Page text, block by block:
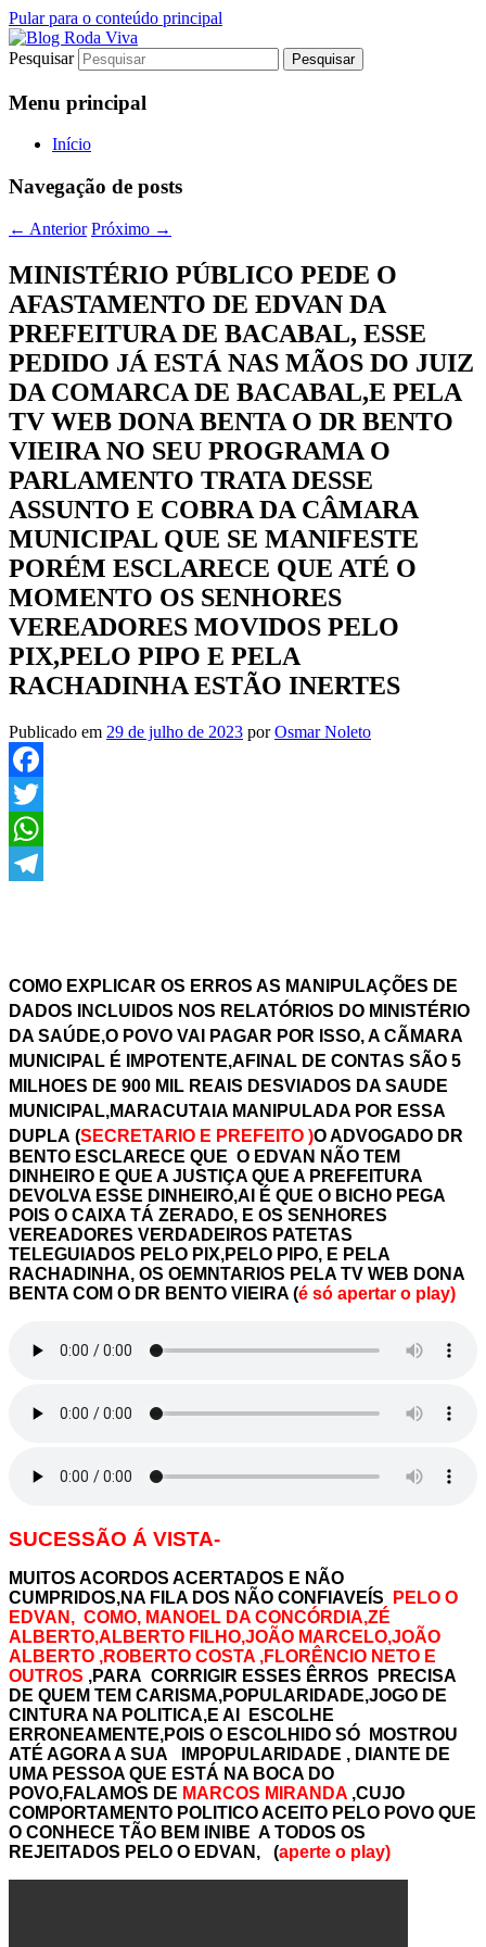
Pular para o conteúdo principal
Blog Roda Viva
Jornalismo sério comprometido com a
verdade
Pesquisar
Menu principal
Início
Navegação de posts
← Anterior Próximo →
MINISTÉRIO PÚBLICO PEDE O
AFASTAMENTO DE EDVAN DA
PREFEITURA DE BACABAL, ESSE
PEDIDO JÁ ESTÁ NAS MÃOS DO JUIZ
DA COMARCA DE BACABAL,E PELA
TV WEB DONA BENTA O DR BENTO
VIEIRA NO SEU PROGRAMA O
PARLAMENTO TRATA DESSE
ASSUNTO E COBRA DA CÂMARA
MUNICIPAL QUE SE MANIFESTE
PORÉM ESCLARECE QUE ATÉ O
MOMENTO OS SENHORES
VEREADORES MOVIDOS PELO
PIX,PELO PIPO E PELA
RACHADINHA ESTÃO INERTES
Publicado em 29 de julho de 2023 porOsmar Noleto
Facebook
Twitter
WhatsApp
COMO EXPLICAR OS ERROS AS MANIPULAÇÕES DE
DADOS INCLUIDOS NOS RELATÓRIOS DO MINISTÉRIO
DA SAÚDE,O POVO VAI PAGAR POR ISSO, A CÃMARA
MUNICIPAL É IMPOTENTE,AFINAL DE CONTAS SÃO 5
MILHOES DE 900 MIL REAIS DESVIADOS DA SAUDE
MUNICIPAL,MARACUTAIA MANIPULADA POR ESSA
DUPLA (SECRETARIO E PREFEITO )O ADVOGADO DR
BENTO ESCLARECE QUE O EDVAN NÃO TEM
DINHEIRO E QUE A JUSTIÇA QUE A PREFEITURA
DEVOLVA ESSE DINHEIRO,AI É QUE O BICHO PEGA
POIS O CAIXA TÁ ZERADO, E OS SENHORES
VEREADORES VERDADEIROS PATETAS
TELEGUIADOS PELO PIX,PELO PIPO, E PELA
RACHADINHA, OS OEMNTARIOS PELA TV WEB DONA
BENTA COM O DR BENTO VIEIRA (é só apertar o play)
SUCESSÃO Á VISTA-
MUITOS ACORDOS ACERTADOS E NÃO
CUMPRIDOS,NA FILA DOS NÃO CONFIAVEÍS
PELO O
EDVAN, COMO, MANOEL DA CONCÓRDIA,ZÉ
ALBERTO,ALBERTO FILHO,JOÃO MARCELO,JOÃO
ALBERTO ,ROBERTO COSTA ,FLORÊNCIO NETO E
OUTROS ,PARA CORRIGIR ESSES ÊRROS PRECISA
DE QUEM TEM CARISMA,POPULARIDADE,JOGO DE
CINTURA NA POLITICA,E AI ESCOLHE
ERRONEAMENTE,POIS O ESCOLHIDO SÓ MOSTROU
ATÉ AGORA A SUA IMPOPULARIDADE , DIANTE DE
UMA PESSOA QUE ESTÁ NA BOCA DO
POVO,FALAMOS DE MARCOS MIRANDA ,CUJO
COMPORTAMENTO POLITICO ACEITO PELO POVO QUE
O CONHECE TÃO BEM INIBE A TODOS OS
REJEITADOS PELO O EDVA N , (aperte o play)